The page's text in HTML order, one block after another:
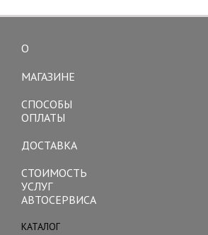
О
МАГАЗИНЕ
СПОСОБЫ
ОПЛАТЫ
ДОСТАВКА
СТОИМОСТЬ
УСЛУГ
АВТОСЕРВИСА
КАТАЛОГ